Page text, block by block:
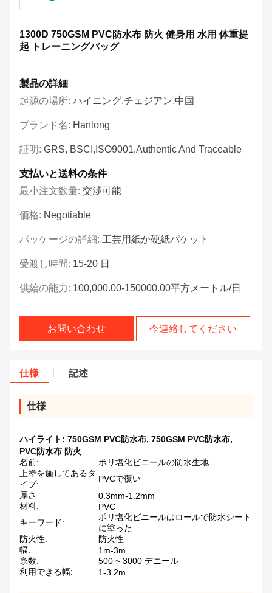
1300D 750GSM PVC防水布 防火 健身用 水用 体重提
起 トレーニングバッグ
製品の詳細
起源の場所: ハイニング,チェジアン,中国
ブランド名: Hanlong
証明: GRS, BSCI,ISO9001,Authentic And Traceable
支払いと送料の条件
最小注文数量: 交渉可能
価格: Negotiable
パッケージの詳細: 工芸用紙か硬紙パケット
受渡し時間: 15-20 日
供給の能力: 100,000.00-150000.00平方メートル/日
お問い合わせ 今連絡してください
仕様 記述
仕様
ハイライト: 750GSM PVC防水布, 750GSM PVC防水布,
PVC防水布 防火
名前:
ポリ塩化ビニールの防水生地
上塗を施してあるタ
イプ:
PVCで覆い
厚さ:
0.3mm-1.2mm
材料:
PVC
キーワード:
ポリ塩化ビニールはロールで防水シート
に塗った
防火性:
防火性
幅:
1m-3m
糸数:
500 ~ 3000 デニール
利用できる幅:
1-3.2m